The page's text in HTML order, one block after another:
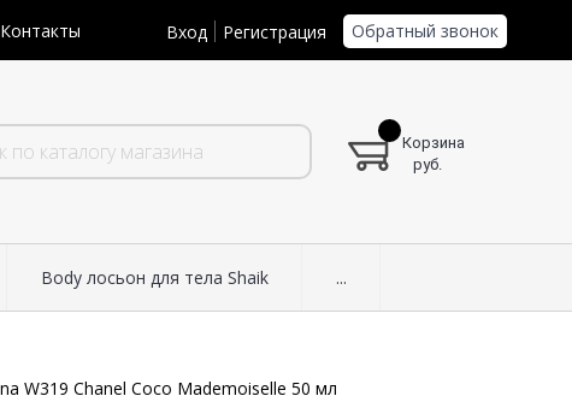
Контакты Вход Регистрация Обратный звонок
Корзина
руб.
Body лосьон для тела Shaik ...
W319 Chanel Coco Mademoiselle 50 мл